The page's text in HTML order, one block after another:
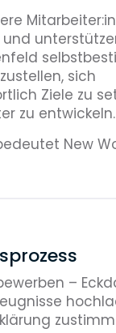
sich
Ziele zu
zu entwickeln.
New
–